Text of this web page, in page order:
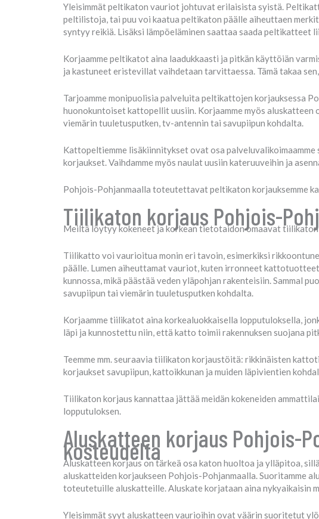
Yleisimmät peltikaton vauriot johtuvat erilaisista syistä.
peltilistoja, tai puu voi kaatua peltikaton päälle aiheuttaen
syntyy reikiä. Lisäksi lämpöeläminen saattaa saada peltikatteet
Korjaamme peltikatot aina laadukkaasti ja pitkän käyttöiän
ja kastuneet eristevillat vaihdetaan tarvittaessa. Tämä takaa
Tarjoamme monipuolisia palveluita peltikattojen korjauksessa
huonokuntoiset kattopellit uusiin. Korjaamme myös
viemärin tuuletusputken, tv-antennin tai savupiipun kohdalta.
Kattopeltiemme lisäkiinnitykset ovat osa
korjaukset. Vaihdamme myös naulat uusiin kateruuveihin ja
Pohjois-Pohjanmaalla toteutettavat peltikaton korjauksemme
Tiilikaton korjaus Pohjois-
Meiltä löytyy kokeneet ja korkean tietotaidon omaavat
Tiilikatto voi vaurioitua monin eri tavoin, esimerkiksi
päälle. Lumen aiheuttamat vauriot, kuten irronneet
kunnossa, mikä päästää veden yläpohjan rakenteisiin. Sammal
savupiipun tai viemärin tuuletusputken kohdalta.
Korjaamme tiilikatot aina korkealuokkaisella lopputuloksella,
läpi ja kunnostettu niin, että katto toimii rakennuksen suojana
Teemme mm. seuraavia tiilikaton korjaustöitä: rikkinäisten
korjaukset savupiipun, kattoikkunan ja muiden läpivientien
Tiilikaton korjaus kannattaa jättää meidän kokeneiden
lopputuloksen.
Aluskatteen korjaus Pohjois-
kosteudelta
Aluskatteen korjaus on tärkeä osa katon huoltoa ja ylläpitoa,
aluskatteiden korjaukseen Pohjois-Pohjanmaalla. Suoritamme
toteutetuille aluskatteille. Aluskate korjataan aina nykyaikaisin
Yleisimmät syyt aluskatteen vaurioihin ovat väärin suoritetut